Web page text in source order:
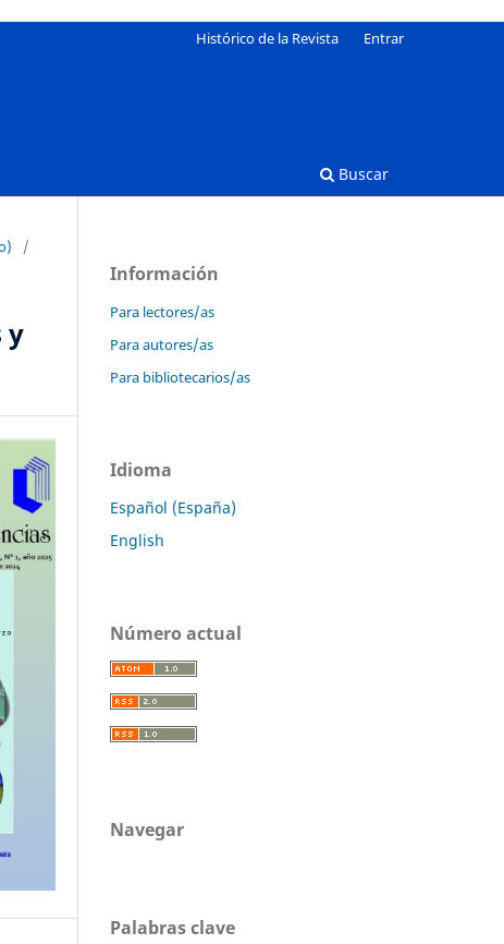
Buscar
Histórico de la Revista Entrar
/
y
Información
Para lectores/as
Para autores/as
Para bibliotecarios/as
Idioma
Español (España)
English
Número actual
Navegar
Palabras clave